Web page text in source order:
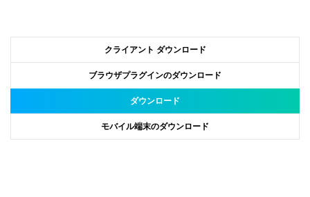
クライアント ダウンロード
ブラウザプラグインのダウンロード
ダウンロード
モバイル端末のダウンロード